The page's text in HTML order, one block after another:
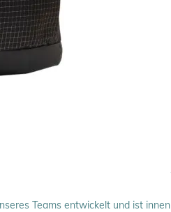
Teams entwickelt und ist innen